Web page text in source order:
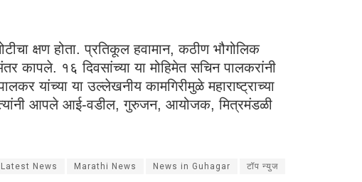
क्षण होता. प्रतिकूल हवामान, कठीण भौगोलिक
कापले. १६ दिवसांच्या या मोहिमेत सचिन पालकरांनी
या उल्लेखनीय कामगिरीमुळे महाराष्ट्राच्या
त्यांनी आपले आई-वडील, गुरुजन, आयोजक, मित्रमंडळी
Latest News Marathi News News in Guhagar टॉप न्युज